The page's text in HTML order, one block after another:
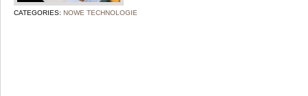
CATEGORIES: NOWE TECHNOLOGIE